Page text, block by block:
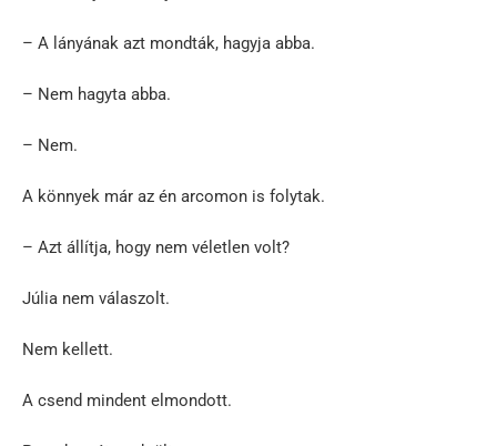
– A lányának azt mondták, hagyja abba.
– Nem hagyta abba.
– Nem.
A könnyek már az én arcomon is folytak.
– Azt állítja, hogy nem véletlen volt?
Júlia nem válaszolt.
Nem kellett.
A csend mindent elmondott.